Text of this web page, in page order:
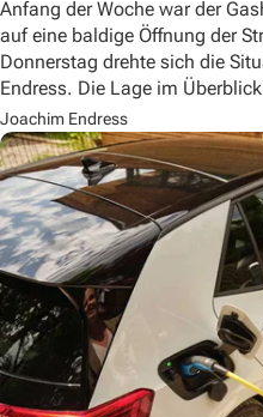
Anfang der Woche war der
auf eine baldige Öffnung der
Donnerstag drehte sich die
Endress. Die Lage im
Joachim Endress